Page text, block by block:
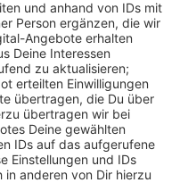
also einen richtig
Single "Drivers
Durchbruch